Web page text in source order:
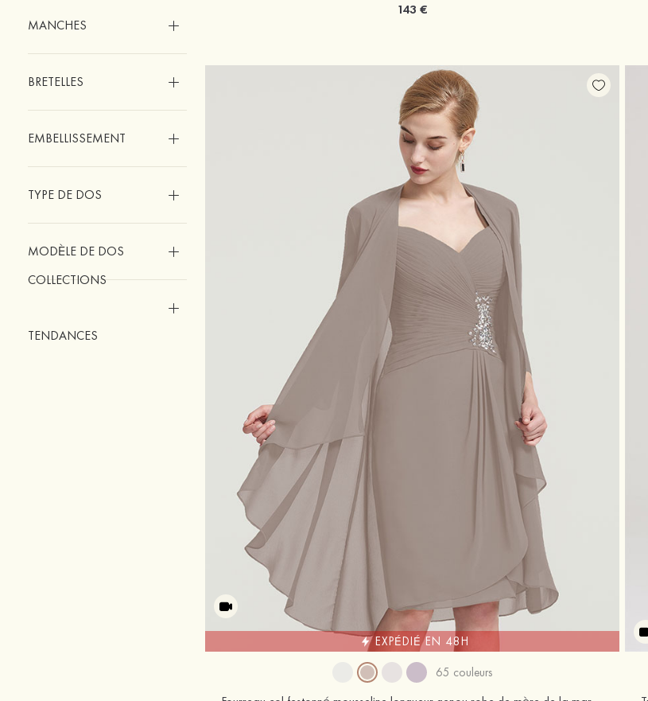
MANCHES
BRETELLES
EMBELLISSEMENT
TYPE DE DOS
MODÈLE DE DOS
COLLECTIONS
TENDANCES
143 €
EXPÉDIÉ EN 48H
65 couleurs